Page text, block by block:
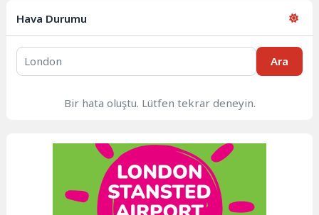
Hava Durumu
Ara
Bir hata oluştu. Lütfen tekrar deneyin.